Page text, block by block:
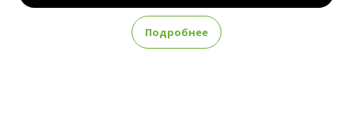
Подробнее